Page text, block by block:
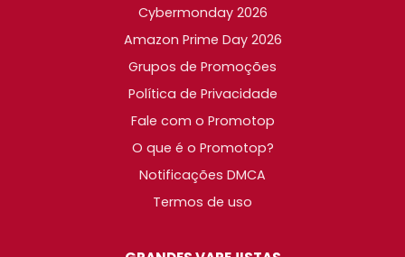
Cybermonday 2026
Amazon Prime Day 2026
Grupos de Promoções
Política de Privacidade
Fale com o Promotop
O que é o Promotop?
Notificações DMCA
Termos de uso